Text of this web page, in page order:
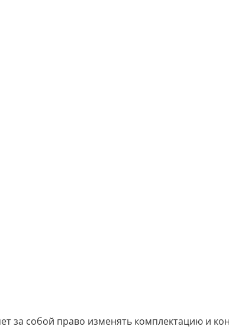
за собой право изменять комплектацию и